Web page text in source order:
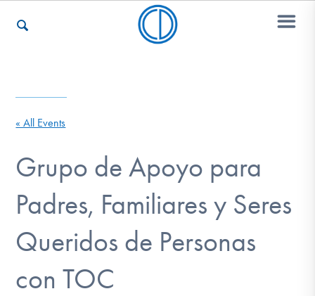
For Professionals
« All Events
Grupo de Apoyo para
Padres, Familiares y Seres
Queridos de Personas
con TOC